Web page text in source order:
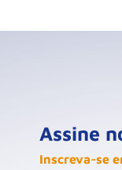
Assine
Inscreva-se